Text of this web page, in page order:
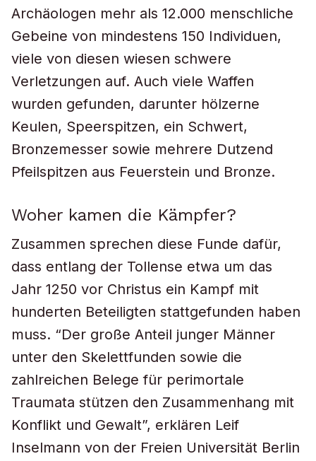
Archäologen mehr als 12.000 menschliche
Gebeine von mindestens 150 Individuen,
viele von diesen wiesen schwere
Verletzungen auf. Auch viele Waffen
wurden gefunden, darunter hölzerne
Keulen, Speerspitzen, ein Schwert,
Bronzemesser sowie mehrere Dutzend
Pfeilspitzen aus Feuerstein und Bronze.
Woher kamen die Kämpfer?
Zusammen sprechen diese Funde dafür,
dass entlang der Tollense etwa um das
Jahr 1250 vor Christus ein Kampf mit
hunderten Beteiligten stattgefunden haben
muss. “Der große Anteil junger Männer
unter den Skelettfunden sowie die
zahlreichen Belege für perimortale
Traumata stützen den Zusammenhang mit
Konflikt und Gewalt”, erklären Leif
Inselmann von der Freien Universität Berlin